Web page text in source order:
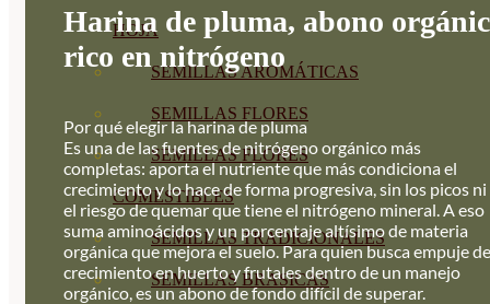
HOJA
SEMILLAS AROMÁTICAS
SEMILLAS FLORES
SEMILLAS FLORES
COMESTIBLES
SEMILLAS TRADICIONALES
SEMILLAS BRASICAS
Harina de pluma, abono
rico en nitrógeno
Por qué elegir la harina de pluma
Es una de las fuentes de nitrógeno orgánico más
completas: aporta el nutriente que más condiciona el
crecimiento y lo hace de forma progresiva, sin los picos ni
el riesgo de quemar que tiene el nitrógeno mineral. A eso
suma aminoácidos y un porcentaje altísimo de materia
orgánica que mejora el suelo. Para quien busca empuje de
crecimiento en huerto y frutales dentro de un manejo
orgánico, es un abono de fondo difícil de superar.